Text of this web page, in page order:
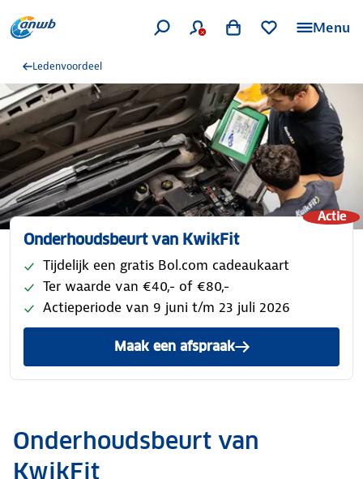
Menu
Ledenvoordeel
Actie
Onderhoudsbeurt van KwikFit
Tijdelijk een gratis Bol.com cadeaukaart
Ter waarde van €40,- of €80,-
Actieperiode van 9 juni t/m 23 juli 2026
Maak een afspraak
Onderhoudsbeurt van
KwikFit